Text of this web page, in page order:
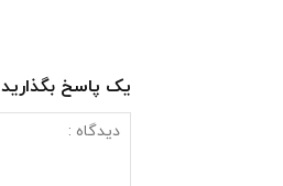
یک پاسخ بگذارید